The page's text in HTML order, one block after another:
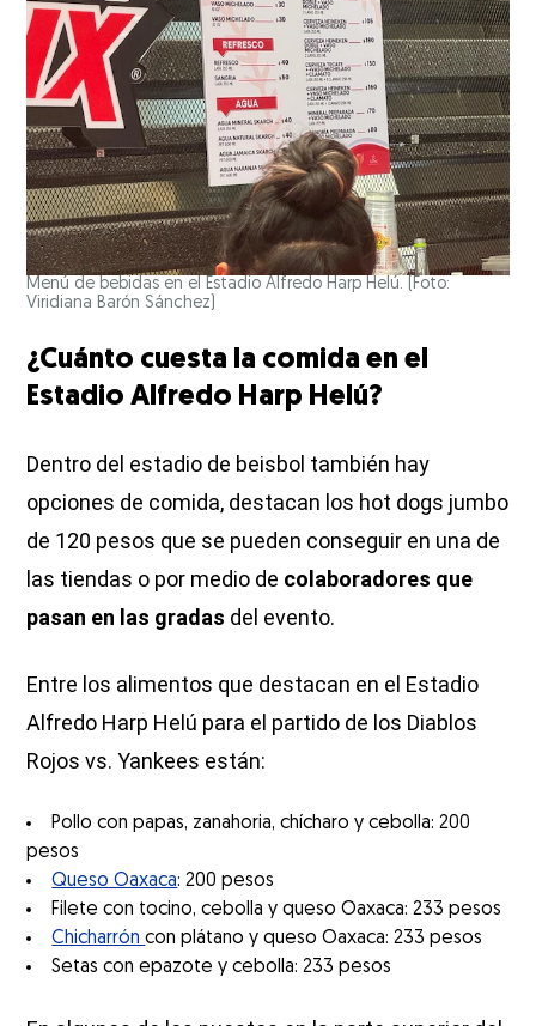
Menú de bebidas en el Estadio Alfredo Harp Helú. (Foto:
Viridiana Barón Sánchez)
¿Cuánto cuesta la comida en el
Estadio Alfredo Harp Helú?
Dentro del estadio de beisbol también hay
opciones de comida, destacan los hot dogs jumbo
de 120 pesos que se pueden conseguir en una de
las tiendas o por medio de colaboradores que
pasan en las gradas del evento.
Entre los alimentos que destacan en el Estadio
Alfredo Harp Helú para el partido de los Diablos
Rojos vs. Yankees están:
Pollo con papas, zanahoria, chícharo y cebolla: 200
pesos
Queso Oaxaca: 200 pesos
Filete con tocino, cebolla y queso Oaxaca: 233 pesos
Chicharróncon plátano y queso Oaxaca: 233 pesos
Setas con epazote y cebolla: 233 pesos